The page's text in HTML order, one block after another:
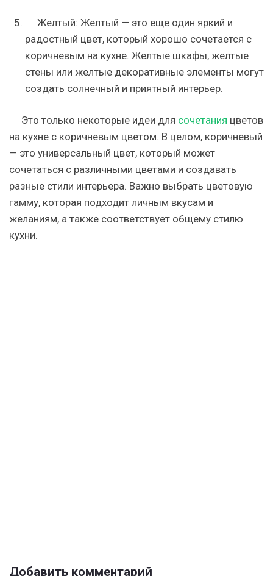
Желтый: Желтый — это еще один яркий и
радостный цвет, который хорошо сочетается с
коричневым на кухне. Желтые шкафы, желтые
стены или желтые декоративные элементы могут
создать солнечный и приятный интерьер.
Это только некоторые идеи для сочетания цветов
на кухне с коричневым цветом. В целом, коричневый
— это универсальный цвет, который может
сочетаться с различными цветами и создавать
разные стили интерьера. Важно выбрать цветовую
гамму, которая подходит личным вкусам и
желаниям, а также соответствует общему стилю
кухни.
Добавить комментарий